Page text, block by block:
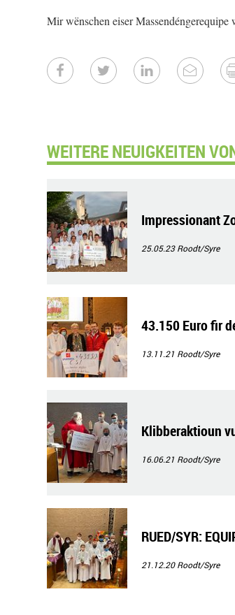
Mir wënschen eiser
WEITERE NEUIGKEITEN
Impressionant
25.05.23Roodt/Syre
43.150 Euro fir
13.11.21 Roodt/Syre
Klibberaktioun
16.06.21 Roodt/Syre
RUED/SYR:
21.12.20Roodt/Syre